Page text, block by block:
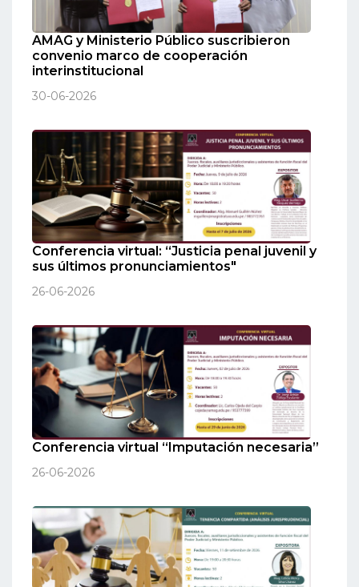
AMAG y Ministerio Público suscribieron
convenio marco de cooperación
interinstitucional
30-06-2026
Conferencia virtual: “Justicia penal juvenil y
sus últimos pronunciamientos"
26-06-2026
Conferencia virtual “Imputación necesaria”
26-06-2026